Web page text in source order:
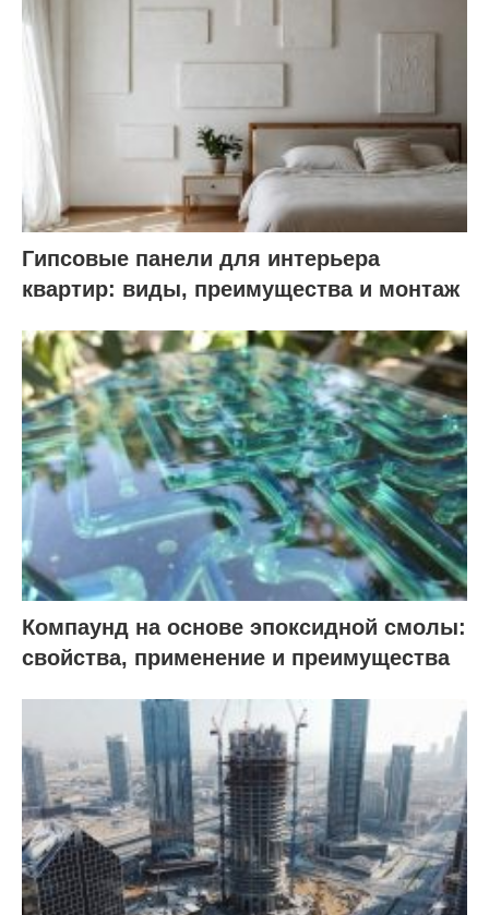
Гипсовые панели для интерьера
квартир: виды, преимущества и монтаж
Компаунд на основе эпоксидной смолы:
свойства, применение и преимущества